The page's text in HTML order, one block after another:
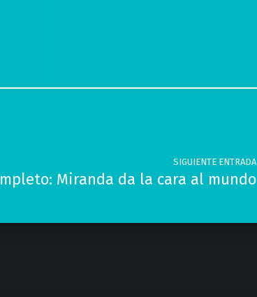
SIGUIENTE ENTRADA
Miranda da la cara al mundo